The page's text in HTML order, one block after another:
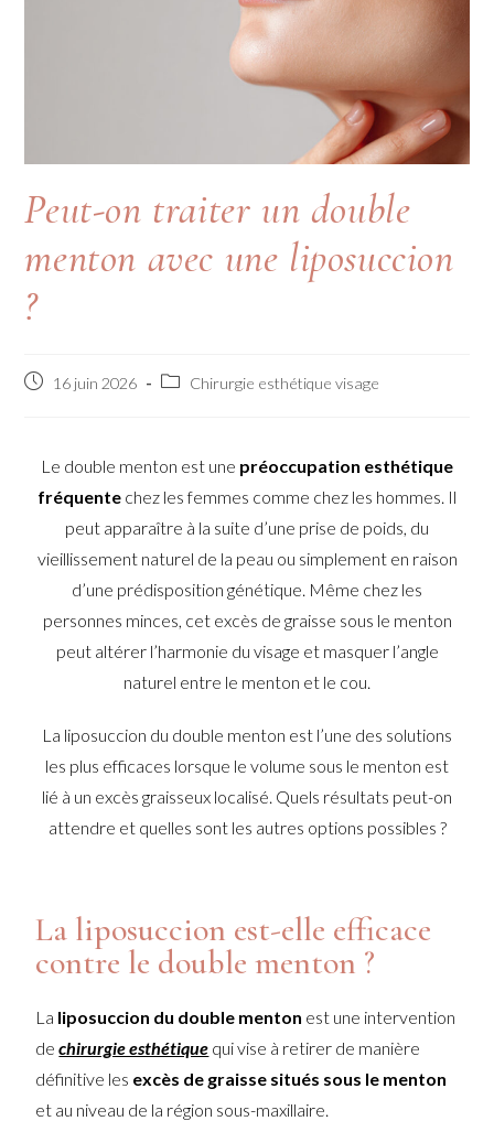
Peut-on traiter un double
menton avec une liposuccion
?
16 juin 2026 Chirurgie esthétique visage
Le double menton est une préoccupation esthétique
fréquente chez les femmes comme chez les hommes. Il
peut apparaître à la suite d’une prise de poids, du
vieillissement naturel de la peau ou simplement en raison
d’une prédisposition génétique. Même chez les
personnes minces, cet excès de graisse sous le menton
peut altérer l’harmonie du visage et masquer l’angle
naturel entre le menton et le cou.
La liposuccion du double menton est l’une des solutions
les plus efficaces lorsque le volume sous le menton est
lié à un excès graisseux localisé. Quels résultats peut-on
attendre et quelles sont les autres options possibles ?
La liposuccion est-elle efficace
contre le double menton ?
La liposuccion du double menton est une intervention
dechirurgie esthétique qui vise à retirer de manière
définitive les excès de graisse situés sous le menton
et au niveau de la région sous-maxillaire.